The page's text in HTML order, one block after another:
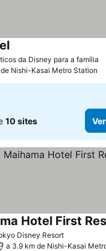
da Disney para a família
Ver preços
Nishi-Kasai Metro Station
10 sites
Disney ResortVer preços
Hotel First
a 3.9 km de Nishi-Kasai